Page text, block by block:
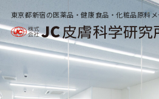
東京都新宿の医薬品・健康食品・化粧品原料